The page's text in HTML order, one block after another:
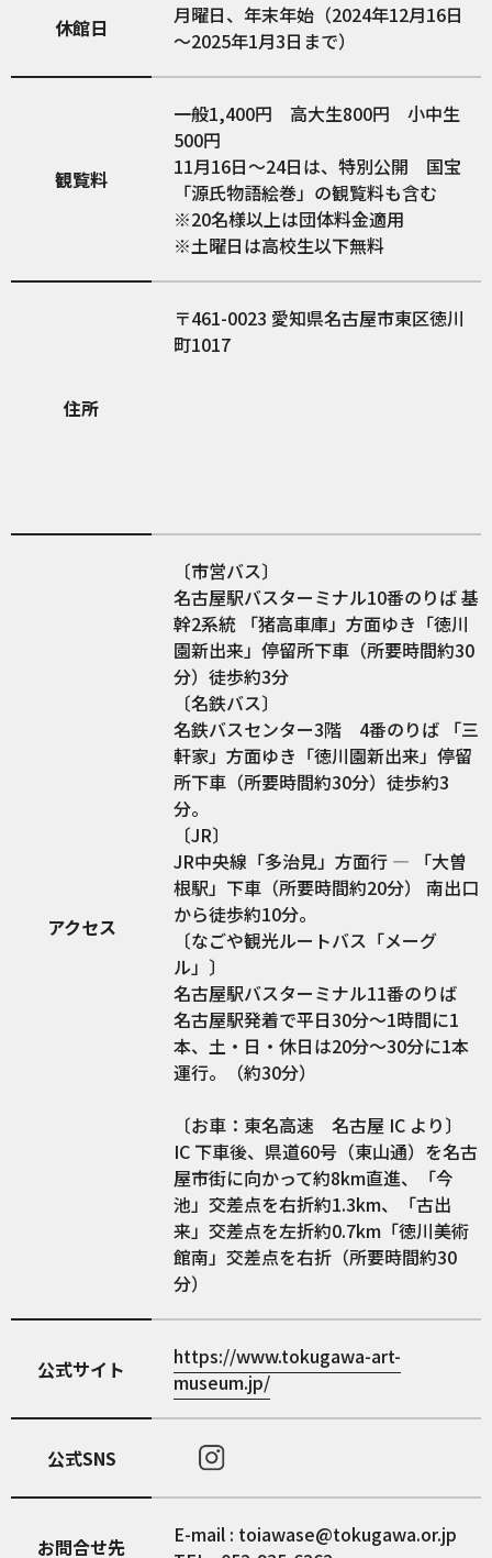
休館日
月曜日、年末年始（2024年12月16日
～2025年1月3日まで）
観覧料
一般1,400円 高大生800円 小中生
500円
11月16日～24日は、特別公開 国宝
「源氏物語絵巻」の観覧料も含む
※20名様以上は団体料金適用
※土曜日は高校生以下無料
住所
461-0023 愛知県名古屋市東区徳川
町1017
アクセス
〔市営バス〕
名古屋駅バスターミナル10番のりば 基
幹2系統 「猪高車庫」方面ゆき「徳川
園新出来」停留所下車（所要時間約30
分）徒歩約3分
〔名鉄バス〕
名鉄バスセンター3階 4番のりば 「三
軒家」方面ゆき「徳川園新出来」停留
所下車（所要時間約30分）徒歩約3
分。
〔JR〕
JR中央線「多治見」方面行 ― 「大曽
根駅」下車（所要時間約20分） 南出口
から徒歩約10分。
〔なごや観光ルートバス「メーグ
ル」〕
名古屋駅バスターミナル11番のりば
名古屋駅発着で平日30分～1時間に1
本、土・日・休日は20分～30分に1本
運行。（約30分）
〔お車：東名高速 名古屋 IC より〕
IC 下車後、県道60号（東山通）を名古
屋市街に向かって約8km直進、「今
池」交差点を右折約1.3km、「古出
来」交差点を左折約0.7km「徳川美術
館南」交差点を右折（所要時間約30
分）
公式サイト
https://www.tokugawa-art-
museum.jp/
公式SNS
お問合せ先
E-mail : toiawase@tokugawa.or.jp